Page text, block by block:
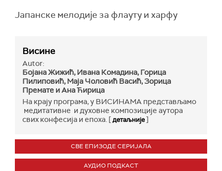
Јапанске мелодије за флауту и харфу
Висине
Autor:
Бојана Жижић, Ивана Комадина, Горица
Пилиповић, Маја Чоловић Васић, Зорица
Премате и Ана Ћирица
На крају програма, у ВИСИНАМА представљамо
медитативне и духовне композиције аутора
свих конфесија и епоха. [детаљније]
СВЕ ЕПИЗОДЕ СЕРИЈАЛА
АУДИО ПОДКАСТ